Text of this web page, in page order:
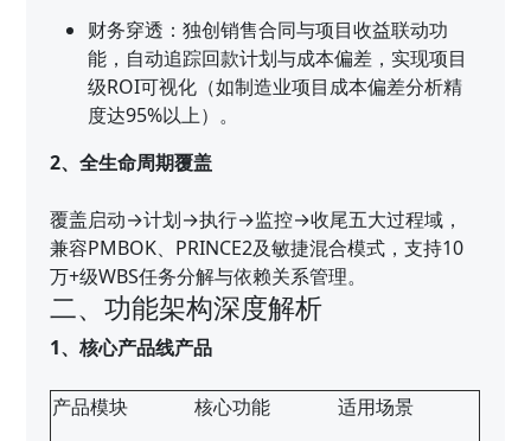
财务穿透：独创销售合同与项目收益联动功
能，自动追踪回款计划与成本偏差，实现项目
级ROI可视化（如制造业项目成本偏差分析精
度达95%以上）。
2、全生命周期覆盖
覆盖启动→计划→执行→监控→收尾五大过程域，
兼容PMBOK、PRINCE2及敏捷混合模式，支持10
万+级WBS任务分解与依赖关系管理。
二、功能架构深度解析
1、核心产品线产品
产品模块 核心功能 适用场景